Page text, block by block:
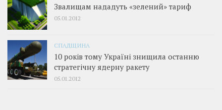
Звалищам нададуть «зелений» тариф
05.01.2012
СПАДЩИНА
10 років тому Україні знищила останню
стратегічну ядерну ракету
05.01.2012